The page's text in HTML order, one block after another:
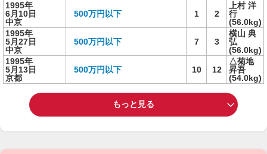
1995年
6月10日
中京
500万円以下 1 2
上村 洋
行
(56.0kg)
1995年
5月27日
中京
500万円以下 7 3
横山 典
弘
(56.0kg)
1995年
5月13日
京都
500万円以下 10 12
△菊地
昇吾
(54.0kg)
もっと見る